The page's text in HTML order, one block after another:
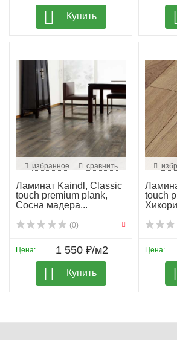
Купить
избранное сравнить
Ламинат Kaindl, Classic
touch premium plank,
Сосна мадера...
(0)
Цена: 1 550 ₽/м2
Купить
touch
Цена: